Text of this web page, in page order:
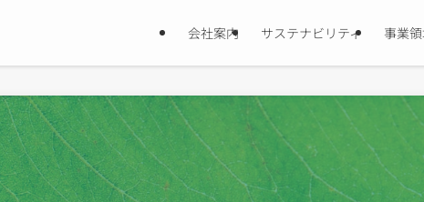
会社案内 サステナビリティ 事業